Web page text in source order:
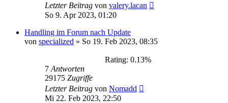
Letzter Beitrag von valery.lacan
So 9. Apr 2023, 01:20
Handling im Forum nach Update
von specialized » So 19. Feb 2023, 08:35
Rating: 0.13%
7 Antworten
29175 Zugriffe
Letzter Beitrag von Nomadd
Mi 22. Feb 2023, 22:50